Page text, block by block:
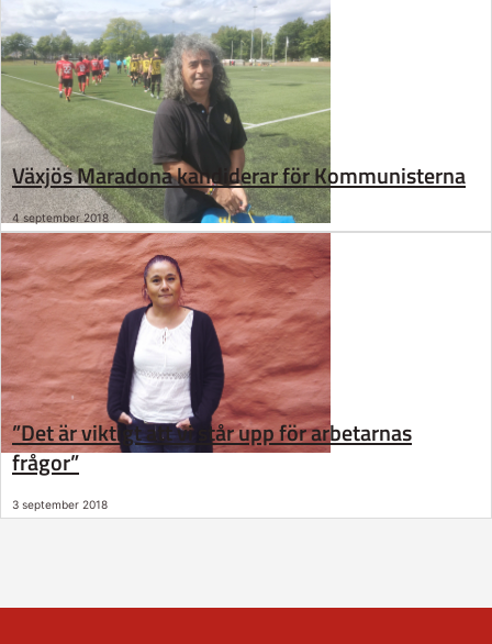
Växjös Maradona kandiderar för Kommunisterna
4 september 2018
”Det är viktigt att vi står upp för arbetarnas
frågor”
3 september 2018